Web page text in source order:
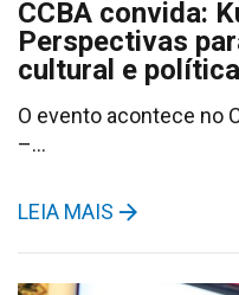
CCBA convida:
Perspectivas
cultural e
O evento acontece no
–…
LEIA MAIS